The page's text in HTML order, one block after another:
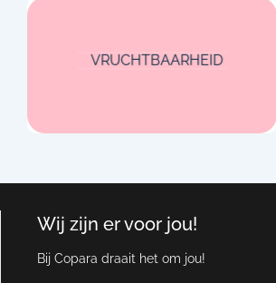
VRUCHTBAARHEID
Wij zijn er voor jou!
Bij Copara draait het om jou!